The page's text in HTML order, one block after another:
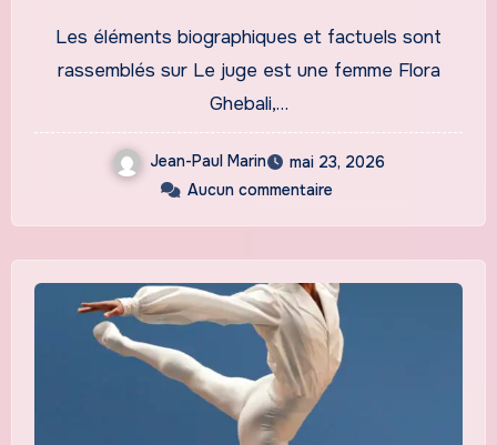
Les éléments biographiques et factuels sont
rassemblés sur Le juge est une femme Flora
Ghebali,…
Jean-Paul Marin
mai 23, 2026
Aucun commentaire